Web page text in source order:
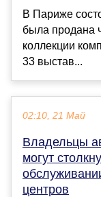
В Париже
была продана
коллекции
33 выстав...
02:10, 21 Май
Владельцы
могут
центров